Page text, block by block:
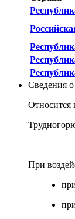
Сведения о
Относится
При